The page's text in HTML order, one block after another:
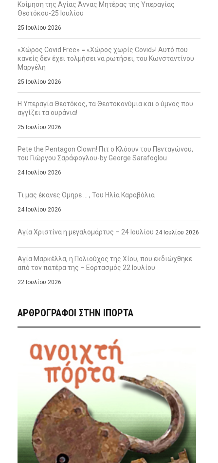
Κοίμηση της Αγίας Άννας Μητέρας της Υπεραγίας
Θεοτόκου-25 Ιουλίου
25 Ιουλίου 2026
«Χώρος Covid Free» = «Χώρος χωρίς Covid»! Αυτό που
κανείς δεν έχει τολμήσει να ρωτήσει, του Κωνσταντίνου
Μαργέλη
25 Ιουλίου 2026
Η Υπεραγία Θεοτόκος, τα Θεοτοκονύμια και ο ύμνος που
αγγίζει τα ουράνια!
25 Ιουλίου 2026
Pete the Pentagon Clown! Πιτ ο Κλόουν του Πενταγώνου,
του Γιώργου Σαράφογλου-by George Sarafoglou
24 Ιουλίου 2026
Τι μας έκανες Όμηρε … , Του Ηλία Καραβόλια
24 Ιουλίου 2026
Αγία Χριστίνα η μεγαλομάρτυς – 24 Ιουλίου 24 Ιουλίου 2026
Αγία Μαρκέλλα, η Πολιούχος της Χίου, που εκδιώχθηκε
από τον πατέρα της – Εορτασμός 22 Ιουλίου
22 Ιουλίου 2026
ΑΡΘΡΟΓΡΑΦΟΙ ΣΤΗΝ IΠΟΡΤΑ